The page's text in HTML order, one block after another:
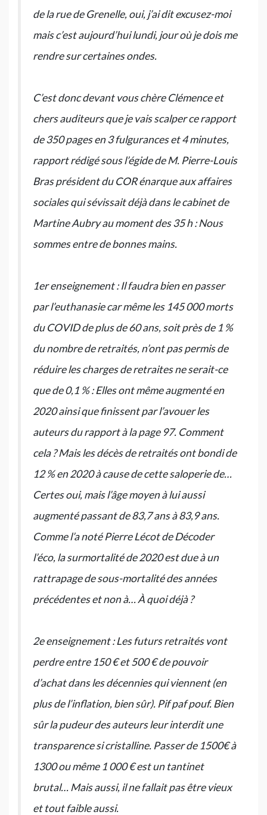
de la rue de Grenelle, oui, j’ai dit excusez-moi
mais c’est aujourd’hui lundi, jour où je dois me
rendre sur certaines ondes.
C’est donc devant vous chère Clémence et
chers auditeurs que je vais scalper ce rapport
de 350 pages en 3 fulgurances et 4 minutes,
rapport rédigé sous l’égide de M. Pierre-Louis
Bras président du COR énarque aux affaires
sociales qui sévissait déjà dans le cabinet de
Martine Aubry au moment des 35 h : Nous
sommes entre de bonnes mains.
1er enseignement : Il faudra bien en passer
par l’euthanasie car même les 145 000 morts
du COVID de plus de 60 ans, soit près de 1 %
du nombre de retraités, n’ont pas permis de
réduire les charges de retraites ne serait-ce
que de 0,1 % : Elles ont même augmenté en
2020 ainsi que finissent par l’avouer les
auteurs du rapport à la page 97. Comment
cela ? Mais les décès de retraités ont bondi de
12 % en 2020 à cause de cette saloperie de…
Certes oui, mais l’âge moyen à lui aussi
augmenté passant de 83,7 ans à 83,9 ans.
Comme l’a noté Pierre Lécot de Décoder
l’éco, la surmortalité de 2020 est due à un
rattrapage de sous-mortalité des années
précédentes et non à… À quoi déjà ?
2e enseignement : Les futurs retraités vont
perdre entre 150 € et 500 € de pouvoir
d’achat dans les décennies qui viennent (en
plus de l’inflation, bien sûr). Pif paf pouf. Bien
sûr la pudeur des auteurs leur interdit une
transparence si cristalline. Passer de 1500€ à
1300 ou même 1 000 € est un tantinet
brutal… Mais aussi, il ne fallait pas être vieux
et tout faible aussi.